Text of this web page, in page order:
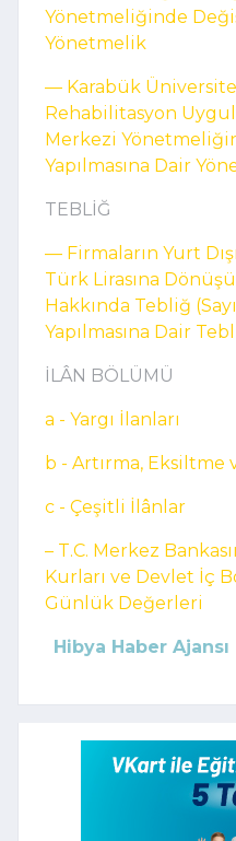
Yönetmeliğinde
Yönetmelik
–– Karabük
Rehabilitasyon
Merkezi
Yapılmasına Dair
TEBLİĞ
–– Firmaların Yurt
Türk Lirasına
Hakkında Tebliğ
Yapılmasına Dair
İLÂN BÖLÜMÜ
a - Yargı İlanları
b - Artırma, Eksiltme
c - Çeşitli İlânlar
– T.C. Merkez
Kurları ve Devlet İç
Günlük Değerleri
Hibya Haber Ajansı